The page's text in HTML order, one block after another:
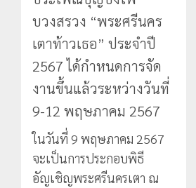
บวงสรวง “พระศรีนคร
เตาท้าวเธอ” ประจำปี
2567 ได้กำหนดการจัด
งานขึ้นแล้วระหว่างวันที่
9-12 พฤษภาคม 2567
ในวันที่ 9 พฤษภาคม 2567
จะเป็นการประกอบพิธี
อัญเชิญพระศรีนครเตา ณ